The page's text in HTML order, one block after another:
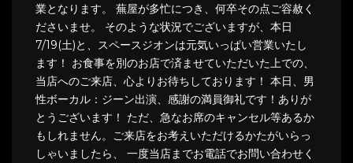
業となります。 蕪屋が多忙につき、何卒その点ご容赦く
ださいませ。 そのような状況でございますが、本日
7/19(土)と、スペースジオンは元気いっぱい営業いたし
ます！ お食事を別のお店で済ませていただいた上での、
当店へのご来店、心よりお待ちしております！ 本日、男
性ボーカル：ジーン出演、感謝の満員御礼です！ありが
とうございます！ ただ、急なお席のキャンセル等あるか
もしれません。ご来店をお考えいただけるかたがいらっ
しゃいましたら、 一度当店までお電話でお問い合わせく